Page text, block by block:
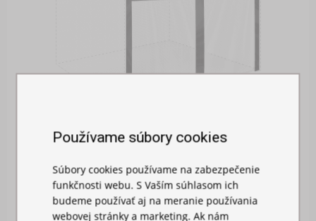
MOSKYTIÉRA NA STAN
Skladom
Používame súbory cookies
Súbory cookies používame na zabezpečenie
funkčnosti webu. S Vaším súhlasom ich
budeme používať aj na meranie používania
webovej stránky a marketing. Ak nám